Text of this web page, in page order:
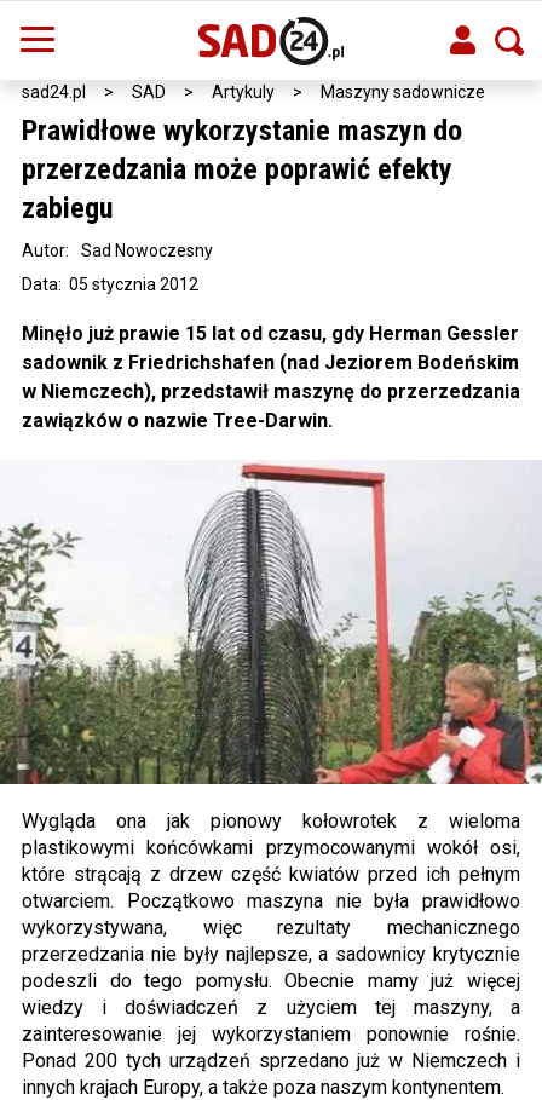
sad24.pl > SAD > Artykuly > Maszyny sadownicze
Prawidłowe wykorzystanie maszyn do
przerzedzania może poprawić efekty
zabiegu
Data: 05 stycznia 2012
Autor: Sad Nowoczesny
Minęło już prawie 15 lat od czasu, gdy Herman Gessler
sadownik z Friedrichshafen (nad Jeziorem Bodeńskim
w Niemczech), przedstawił maszynę do przerzedzania
zawiązków o nazwie Tree-Darwin.
Wygląda ona jak pionowy kołowrotek z wieloma
plastikowymi końcówkami przymocowanymi wokół osi,
które strącają z drzew część kwiatów przed ich pełnym
otwarciem. Początkowo maszyna nie była prawidłowo
wykorzystywana, więc rezultaty mechanicznego
przerzedzania nie były najlepsze, a sadownicy krytycznie
podeszli do tego pomysłu. Obecnie mamy już więcej
wiedzy i doświadczeń z użyciem tej maszyny, a
zainteresowanie jej wykorzystaniem ponownie rośnie.
Ponad 200 tych urządzeń sprzedano już w Niemczech i
innych krajach Europy, a także poza naszym kontynentem.